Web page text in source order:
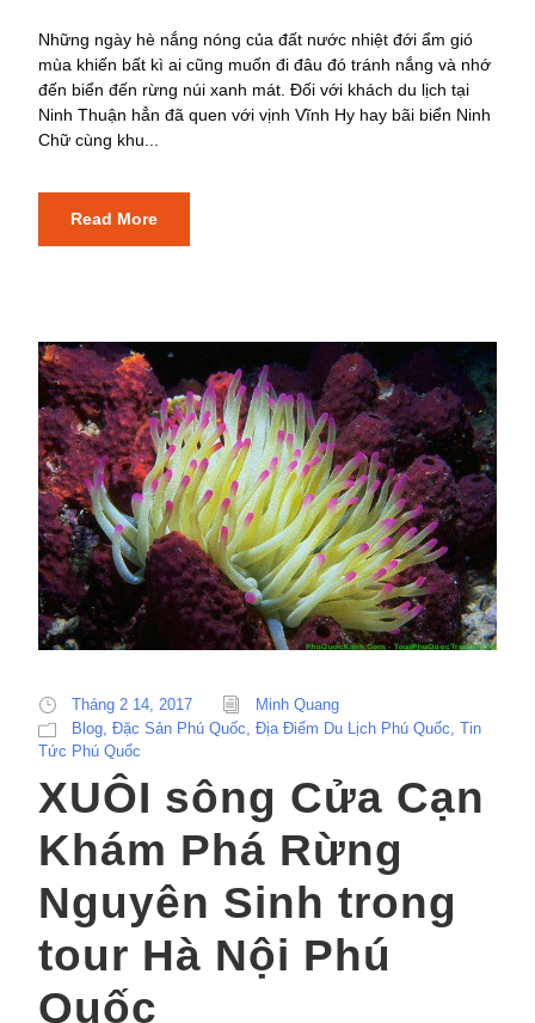
Những ngày hè nắng nóng của đất nước nhiệt đới ẩm gió
mùa khiến bất kì ai cũng muốn đi đâu đó tránh nắng và nhớ
đến biển đến rừng núi xanh mát. Đối với khách du lịch tại
Ninh Thuận hẳn đã quen với vịnh Vĩnh Hy hay bãi biển Ninh
Chữ cùng khu...
Read More
Tháng 2 14, 2017
Minh Quang
Blog Đặc Sản Phú Quốc Địa Điểm Du Lịch Phú Quốc Tin
Tức Phú Quốc
XUÔI sông Cửa Cạn
Khám Phá Rừng
Nguyên Sinh trong
tour Hà Nội Phú
Quốc